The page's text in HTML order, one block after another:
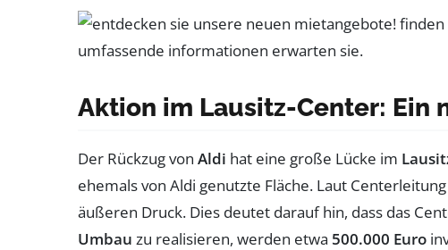
Aktion im Lausitz-Center: Ein
Der Rückzug von Aldi hat eine große Lücke im
ehemals von Aldi genutzte Fläche. Laut
äußeren Druck. Dies deutet darauf hin, dass das
Umbau zu realisieren, werden etwa 500.000 Euro